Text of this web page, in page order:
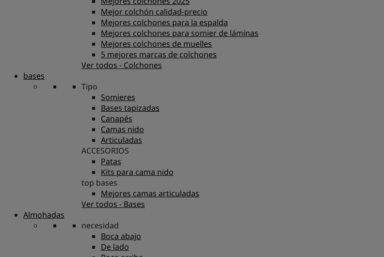
Mejor colchón calidad-precio
Mejores colchones para la espalda
Mejores colchones para somier de láminas
Mejores colchones de muelles
5 mejores marcas de colchones
Ver todos - Colchones
bases
Tipo
Somieres
Bases tapizadas
Canapés
Camas nido
Articuladas
ACCESORIOS
Patas
Kits para cama nido
top bases
Mejores camas articuladas
Ver todos - Bases
Almohadas
necesidad
Boca abajo
De lado